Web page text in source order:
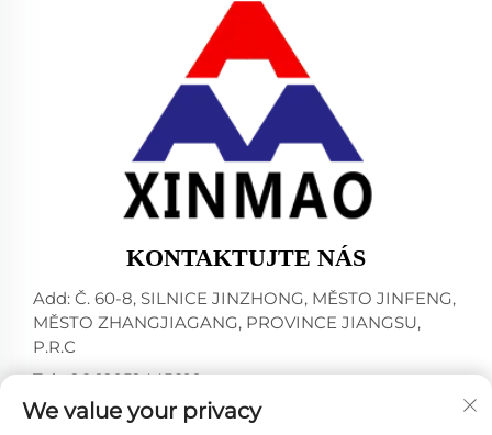
KONTAKTUJTE NÁS
Add: Č. 60-8, SILNICE JINZHONG, MĚSTO JINFENG,
MĚSTO ZHANGJIAGANG, PROVINCE JIANGSU,
P.R.C
Tel:+86-18952445692
E-mail: [email protected]
We value your privacy